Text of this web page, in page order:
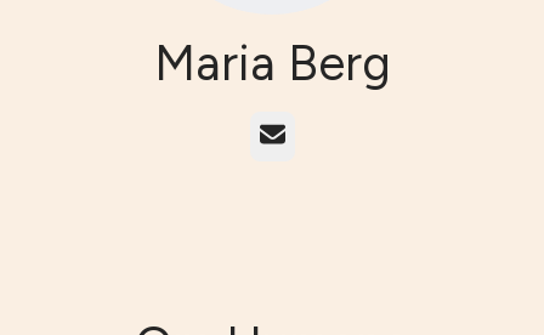
Maria Berg
E-post